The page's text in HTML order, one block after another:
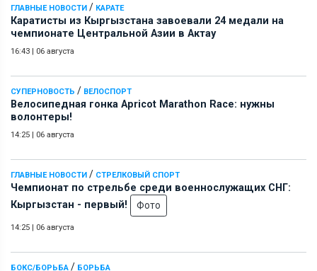
ГЛАВНЫЕ НОВОСТИ / КАРАТЕ
Каратисты из Кыргызстана завоевали 24 медали на
чемпионате Центральной Азии в Актау
16:43 | 06 августа
СУПЕРНОВОСТЬ / ВЕЛОСПОРТ
Велосипедная гонка Apricot Marathon Race: нужны
волонтеры!
14:25 | 06 августа
ГЛАВНЫЕ НОВОСТИ / СТРЕЛКОВЫЙ СПОРТ
Чемпионат по стрельбе среди военнослужащих СНГ:
Кыргызстан - первый!
Фото
14:25 | 06 августа
БОКС/БОРЬБА / БОРЬБА